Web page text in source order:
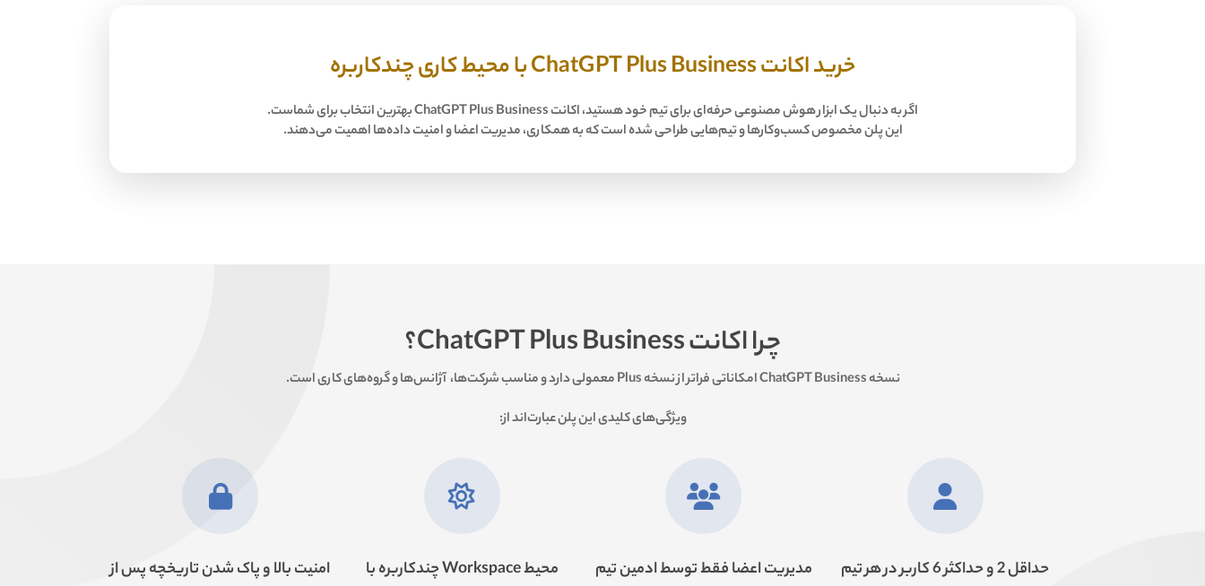
خرید اکانت ChatGPT Plus Business با محیط کاری چندکاربره
اگر به دنبال یک ابزار هوش مصنوعی حرفه‌ای برای تیم خود هستید،اکانت ChatGPT Plus Business
بهترین انتخاب برای شماست.
این پلن مخصوص کسب‌وکارها و تیم‌هایی طراحی شده است که به همکاری، مدیریت اعضا و امنیت داده‌ها اهمیت می‌دهند.
چرا اکانت ChatGPT Plus Business؟
نسخهChatGPT Businessامکاناتی فراتر از نسخه Plus معمولی دارد و مناسب شرکت‌ها، آژانس‌ها و گروه‌های کاری است.
ویژگی‌های کلیدی این پلن عبارت‌اند از:
امنیت بالا و پاک شدن تاریخچه پس از
محیط Workspace چندکاربره با
مدیریت اعضا فقط توسط ادمین تیم حداقل 2 و حداکثر 6 کاربر در هر تیم